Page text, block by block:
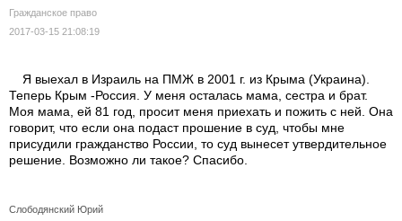
Гражданское право
2017-03-15 21:08:19
Я выехал в Израиль на ПМЖ в 2001 г. из Крыма (Украина).
Теперь Крым -Россия. У меня осталась мама, сестра и брат.
Моя мама, ей 81 год, просит меня приехать и пожить с ней. Она
говорит, что если она подаст прошение в суд, чтобы мне
присудили гражданство России, то суд вынесет утвердительное
решение. Возможно ли такое? Спасибо.
Слободянский Юрий